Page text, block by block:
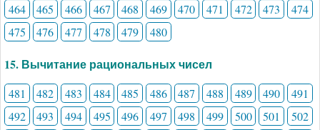
464 465 466 467 468 469 470 471 472 473
474
475
476 477 478 479 480
15. Вычитание рациональных чисел
481 482 483 484 485 486 487 488 489 490
491
492
493 494 495 496 497 498 499 500 501
502